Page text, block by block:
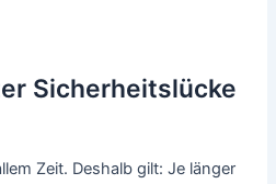
Sicherheitslücke
Zeit. Deshalb gilt: Je länger